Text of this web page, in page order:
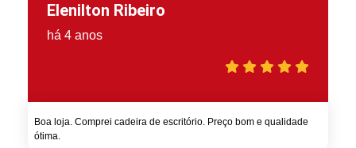
Elenilton Ribeiro
há 4 anos
Boa loja. Comprei cadeira de escritório. Preço bom e qualidade
ótima.